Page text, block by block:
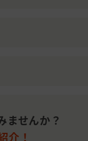
ませんか？
介！